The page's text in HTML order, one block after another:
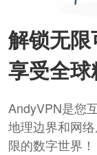
解锁无限
享受全球
AndyVPN是您
地理边界和网
限的数字世界！